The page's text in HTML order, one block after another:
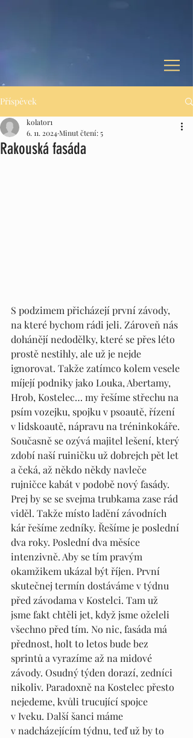
Příspěvek
Rakouská fasáda
kolator1
6. 11. 2024Minut čtení: 5
S podzimem přicházejí první závody,
na které bychom rádi jeli. Zároveň nás
dohánějí nedodělky, které se přes léto
prostě nestihly, ale už je nejde
ignorovat. Takže zatímco kolem vesele
míjejí podniky jako Louka, Abertamy,
Hrob, Kostelec… my řešíme střechu na
psím vozejku, spojku v psoautě, řízení
v lidskoautě, nápravu na tréninkokáře.
Současně se ozývá majitel lešení, který
zdobí naší ruiničku už dobrejch pět let
a čeká, až někdo někdy navleče
rujničce kabát v podobě nový fasády.
Prej by se se svejma trubkama zase rád
viděl. Takže místo ladění závodních
kár řešíme zedníky. Řešíme je poslední
dva roky. Poslední dva měsíce
intenzivně. Aby se tím pravým
okamžikem ukázal být říjen. První
skutečnej termín dostáváme v týdnu
před závodama v Kostelci. Tam už
jsme fakt chtěli jet, když jsme oželeli
všechno před tím. No nic, fasáda má
přednost, holt to letos bude bez
sprintů a vyrazíme až na midové
závody. Osudný týden dorazí, zedníci
nikoliv. Paradoxně na Kostelec přesto
nejedeme, kvůli trucující spojce
v Iveku. Další šanci máme
v nadcházejícím týdnu, teď už by to